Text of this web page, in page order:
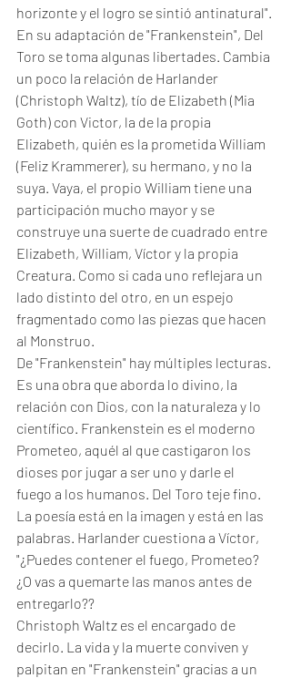
horizonte y el logro se sintió antinatural".
En su adaptación de "Frankenstein", Del
Toro se toma algunas libertades. Cambia
un poco la relación de Harlander
(Christoph Waltz), tío de Elizabeth (Mia
Goth) con Victor, la de la propia
Elizabeth, quién es la prometida William
(Feliz Krammerer), su hermano, y no la
suya. Vaya, el propio William tiene una
participación mucho mayor y se
construye una suerte de cuadrado entre
Elizabeth, William, Víctor y la propia
Creatura. Como si cada uno reflejara un
lado distinto del otro, en un espejo
fragmentado como las piezas que hacen
al Monstruo.
De "Frankenstein" hay múltiples lecturas.
Es una obra que aborda lo divino, la
relación con Dios, con la naturaleza y lo
científico. Frankenstein es el moderno
Prometeo, aquél al que castigaron los
dioses por jugar a ser uno y darle el
fuego a los humanos. Del Toro teje fino.
La poesía está en la imagen y está en las
palabras. Harlander cuestiona a Víctor,
"¿Puedes contener el fuego, Prometeo?
¿O vas a quemarte las manos antes de
entregarlo??
Christoph Waltz es el encargado de
decirlo. La vida y la muerte conviven y
palpitan en "Frankenstein" gracias a un